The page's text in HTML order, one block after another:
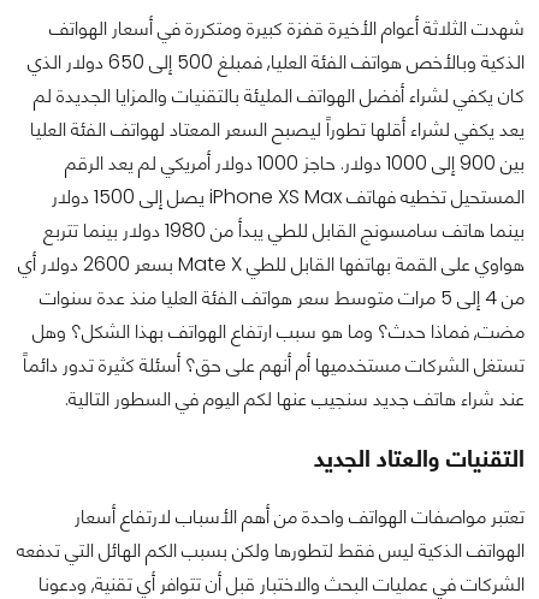
شهدت الثلاثة أعوام الأخيرة قفزة كبيرة ومتكررة في أسعار الهواتف
الذكية وبالأخص هواتف الفئة العليا, فمبلغ 500 إلى 650 دولار الذي
كان يكفي لشراء أفضل الهواتف المليئة بالتقنيات والمزايا الجديدة لم
يعد يكفي لشراء أقلها تطوراً ليصبح السعر المعتاد لهواتف الفئة العليا
بين 900 إلى 1000 دولار. حاجز 1000 دولار أمريكي لم يعد الرقم
المستحيل تخطيه فهاتف iPhone XS Max يصل إلى 1500 دولار
بينما هاتف سامسونج القابل للطي يبدأ من 1980 دولار بينما تتربع
هواوي على القمة بهاتفها القابل للطي Mate X بسعر 2600 دولار أي
من 4 إلى 5 مرات متوسط سعر هواتف الفئة العليا منذ عدة سنوات
مضت, فماذا حدث؟ وما هو سبب ارتفاع الهواتف بهذا الشكل؟ وهل
تستغل الشركات مستخدميها أم أنهم على حق؟ أسئلة كثيرة تدور دائماً
عند شراء هاتف جديد سنجيب عنها لكم اليوم في السطور التالية.
التقنيات والعتاد الجديد
تعتبر مواصفات الهواتف واحدة من أهم الأسباب لارتفاع أسعار
الهواتف الذكية ليس فقط لتطورها ولكن بسبب الكم الهائل التي تدفعه
الشركات في عمليات البحث والاختبار قبل أن تتوافر أي تقنية, ودعونا